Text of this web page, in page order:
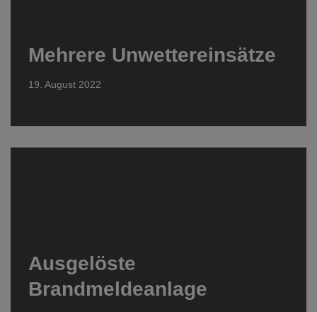
Mehrere Unwettereinsätze
19. August 2022
Ausgelöste
Brandmeldeanlage